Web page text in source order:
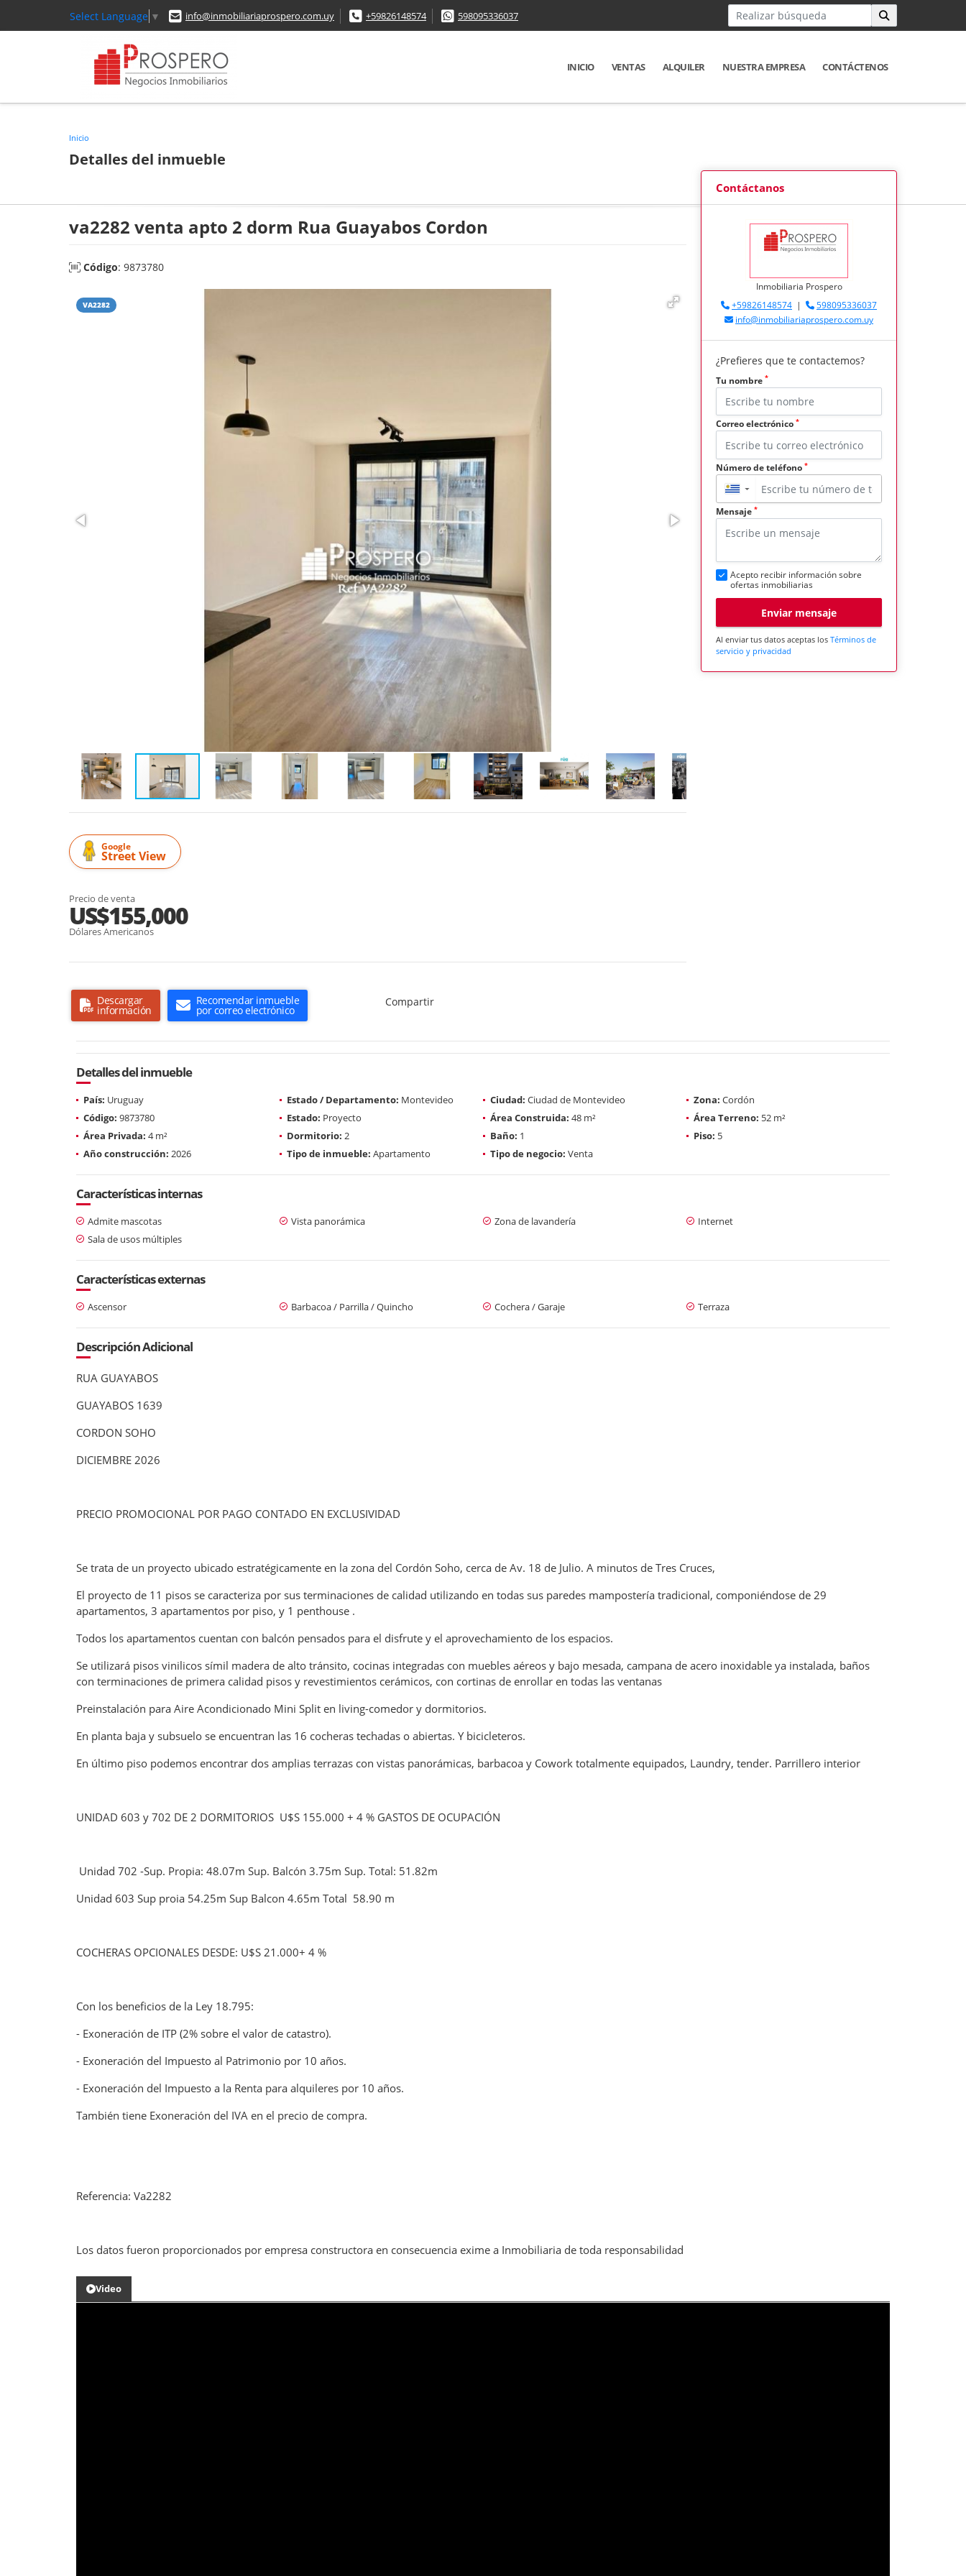
Select Language ▼ info@inmobiliariaprospero.com.uy +59826148574 598095336037
INICIO VENTAS ALQUILER NUESTRA EMPRESA CONTÁCTENOS
Inicio
Detalles del inmueble
va2282 venta apto 2 dorm Rua Guayabos Cordon
Código: 9873780
VA2282
Google
Street View
Precio de venta
US$155,000
Dólares Americanos
Descargar
información
Recomendar inmueble
por correo electrónico
Compartir
Contáctanos
Inmobiliaria Prospero
+59826148574 |
598095336037
info@inmobiliariaprospero.com.uy
¿Prefieres que te contactemos?
Tu nombre *
Correo electrónico *
Número de teléfono *
▼
Mensaje *
Acepto recibir información sobre
ofertas inmobiliarias
Enviar mensaje
Al enviar tus datos aceptas los Términos de
servicio y privacidad
Detalles del inmueble
País: Uruguay Estado / Departamento: Montevideo Ciudad: Ciudad de Montevideo Zona: Cordón
Código: 9873780 Estado: Proyecto Área Construida: 48 m² Área Terreno: 52 m²
Área Privada: 4 m² Dormitorio: 2 Baño: 1 Piso: 5
Año construcción: 2026 Tipo de inmueble: Apartamento Tipo de negocio: Venta
Características internas
Admite mascotas Vista panorámica Zona de lavandería
Internet
Sala de usos múltiples
Características externas
Ascensor Barbacoa / Parrilla / Quincho Cochera / Garaje Terraza
Descripción Adicional
RUA GUAYABOS
GUAYABOS 1639
CORDON SOHO
DICIEMBRE 2026
PRECIO PROMOCIONAL POR PAGO CONTADO EN EXCLUSIVIDAD
Se trata de un proyecto ubicado estratégicamente en la zona del Cordón Soho, cerca de Av. 18 de Julio. A minutos de Tres Cruces,
El proyecto de 11 pisos se caracteriza por sus terminaciones de calidad utilizando en todas sus paredes mampostería tradicional, componiéndose de 29
apartamentos, 3 apartamentos por piso, y 1 penthouse .
Todos los apartamentos cuentan con balcón pensados para el disfrute y el aprovechamiento de los espacios.
Se utilizará pisos vinilicos símil madera de alto tránsito, cocinas integradas con muebles aéreos y bajo mesada, campana de acero inoxidable ya instalada, baños
con terminaciones de primera calidad pisos y revestimientos cerámicos, con cortinas de enrollar en todas las ventanas
Preinstalación para Aire Acondicionado Mini Split en living-comedor y dormitorios.
En planta baja y subsuelo se encuentran las 16 cocheras techadas o abiertas. Y bicicleteros.
En último piso podemos encontrar dos amplias terrazas con vistas panorámicas, barbacoa y Cowork totalmente equipados, Laundry, tender. Parrillero interior
UNIDAD 603 y 702 DE 2 DORMITORIOS U$S 155.000 + 4 % GASTOS DE OCUPACIÓN
Unidad 702 -Sup. Propia: 48.07m Sup. Balcón 3.75m Sup. Total: 51.82m
Unidad 603 Sup proia 54.25m Sup Balcon 4.65m Total 58.90 m
COCHERAS OPCIONALES DESDE: U$S 21.000+ 4 %
Con los beneficios de la Ley 18.795:
- Exoneración de ITP (2% sobre el valor de catastro).
- Exoneración del Impuesto al Patrimonio por 10 años.
- Exoneración del Impuesto a la Renta para alquileres por 10 años.
También tiene Exoneración del IVA en el precio de compra.
Referencia: Va2282
Los datos fueron proporcionados por empresa constructora en consecuencia exime a Inmobiliaria de toda responsabilidad
Video